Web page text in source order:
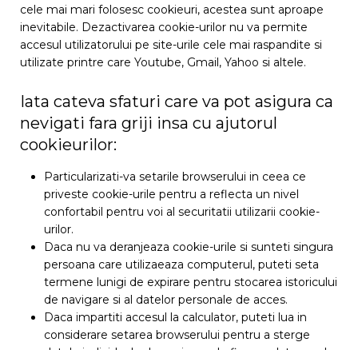
cele mai mari folosesc cookieuri, acestea sunt aproape
inevitabile. Dezactivarea cookie-urilor nu va permite
accesul utilizatorului pe site-urile cele mai raspandite si
utilizate printre care Youtube, Gmail, Yahoo si altele.
Iata cateva sfaturi care va pot asigura ca
nevigati fara griji insa cu ajutorul
cookieurilor:
Particularizati-va setarile browserului in ceea ce
priveste cookie-urile pentru a reflecta un nivel
confortabil pentru voi al securitatii utilizarii cookie-
urilor.
Daca nu va deranjeaza cookie-urile si sunteti singura
persoana care utilizaeaza computerul, puteti seta
termene lunigi de expirare pentru stocarea istoricului
de navigare si al datelor personale de acces.
Daca impartiti accesul la calculator, puteti lua in
considerare setarea browserului pentru a sterge